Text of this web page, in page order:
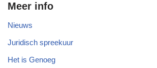
Meer info
Nieuws
Juridisch spreekuur
Het is Genoeg